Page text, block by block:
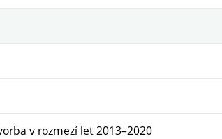
v rozmezí let 2013–2020